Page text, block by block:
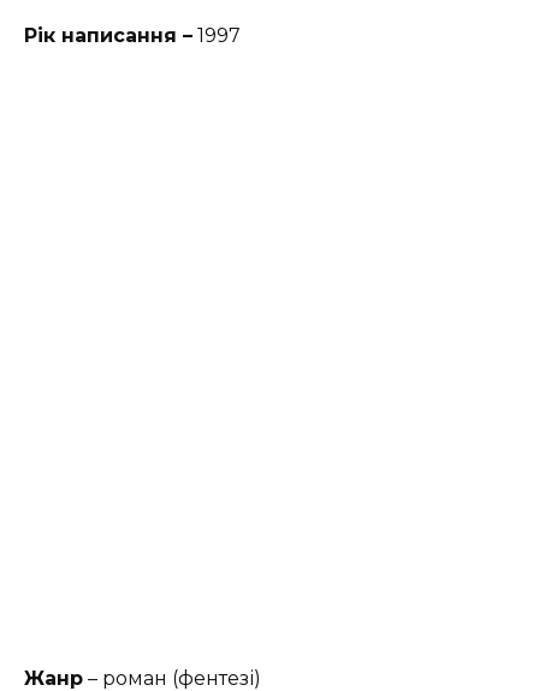
Рік написання – 1997
Жанр – роман (фентезі)